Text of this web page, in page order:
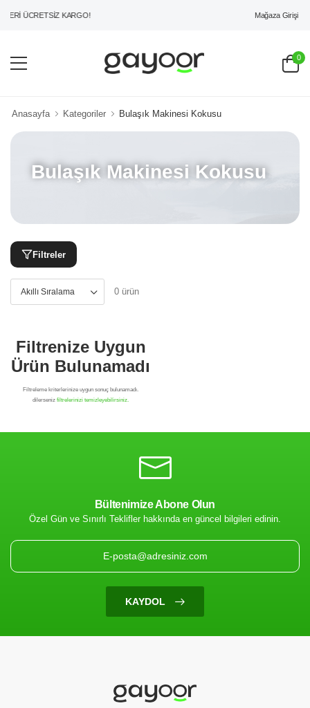
ÜCRETSİZ KARGO! Mağaza Girişi
0
Anasayfa Kategoriler Bulaşık Makinesi Kokusu
Bulaşık Makinesi Kokusu
Filtreler
0 ürün
Filtrenize Uygun
Ürün Bulunamadı
Bültenimize Abone Olun
Özel Gün ve Sınırlı Teklifler hakkında en güncel bilgileri edinin.
KAYDOL